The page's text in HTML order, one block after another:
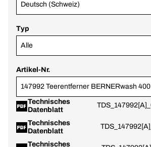
Deutsch (Schweiz)
Typ
Alle
Artikel-Nr.
147992 Teerentferner BERNERwash 400
Technisches
Datenblatt
Technisches
Datenblatt
Technisches